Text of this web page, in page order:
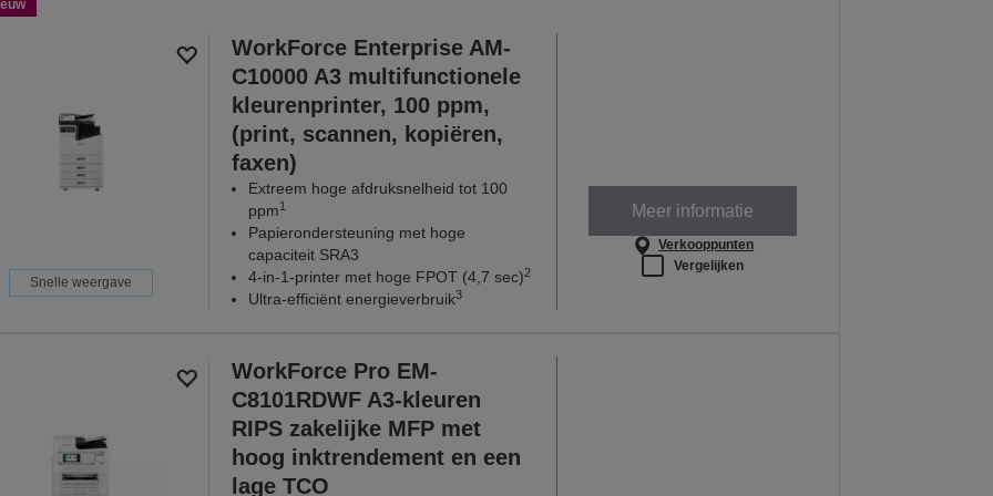
Snelle weergave
WorkForce Enterprise AM-
C10000 A3 multifunctionele
kleurenprinter, 100 ppm,
(print, scannen, kopiëren,
faxen)
Extreem hoge afdruksnelheid tot 100
ppm1
Papierondersteuning met hoge
capaciteit SRA3
4-in-1-printer met hoge FPOT (4,7 sec)2
Ultra-efficiënt energieverbruik3
Meer informatie
Verkooppunten
Vergelijken
WorkForce Pro EM-
C8101RDWF A3-kleuren
RIPS zakelijke MFP met
hoog inktrendement en een
lage TCO